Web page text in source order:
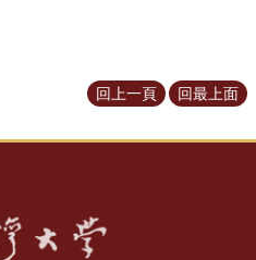
回上一頁 回最上面